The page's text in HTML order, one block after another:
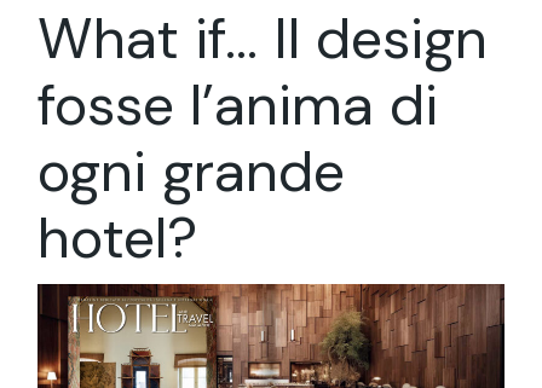
What if… Il design
fosse l’anima di
ogni grande
hotel?